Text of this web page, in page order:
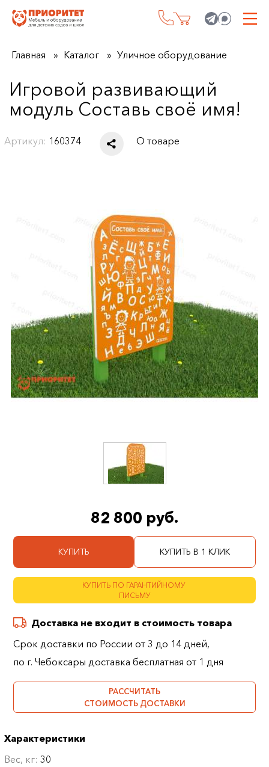
Главная Каталог Уличное оборудование
Игровой развивающий
модуль Составь своё имя!
Артикул: 160374 О товаре
82 800 руб.
КУПИТЬ КУПИТЬ В 1 КЛИК
КУПИТЬ ПО ГАРАНТИЙНОМУ
ПИСЬМУ
Доставка не входит в стоимость товара
Срок доставки по России от 3 до 14 дней,
по г. Чебоксары доставка бесплатная от 1 дня
РАССЧИТАТЬ
СТОИМОСТЬ ДОСТАВКИ
Характеристики
Вес, кг:30